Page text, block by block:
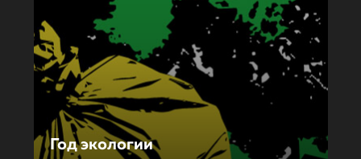
Год экологии